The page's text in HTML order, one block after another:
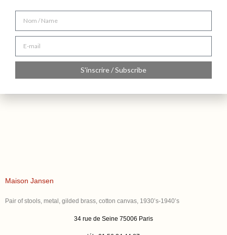
Maison Jansen
Pair of stools, metal, gilded brass, cotton canvas, 1930’s-1940’s
34 rue de Seine 75006 Paris
S'inscrire / Subscribe